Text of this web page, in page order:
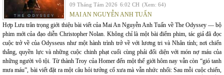
09 Tháng Tám 2026 6:02 CH (Xem: 64)
MAI AN NGUYỄN ANH TUẤN
Hợp Lưu trân trọng giới thiệu bài viết của Mai An Nguyễn Anh Tuấn về The Odyssey — bộ
phim mới của đạo diễn Christopher Nolan. Không chỉ là một bài điểm phim, tác giả đã đọc
cuộc trở về của Odysseus như một hành trình trở về với lương tri và Nhân tính; nơi chiến
thắng, quyền lực và những cuộc chinh phạt cuối cùng phải đối diện với món nợ máu của
những người vô tội. Từ thành Troy của Homer đến một thế giới hôm nay vẫn còn “gió tanh
mưa máu”, bài viết đặt ra một câu hỏi tưởng cổ xưa mà vẫn nhức nhối: Sau mỗi cuộc chiến,